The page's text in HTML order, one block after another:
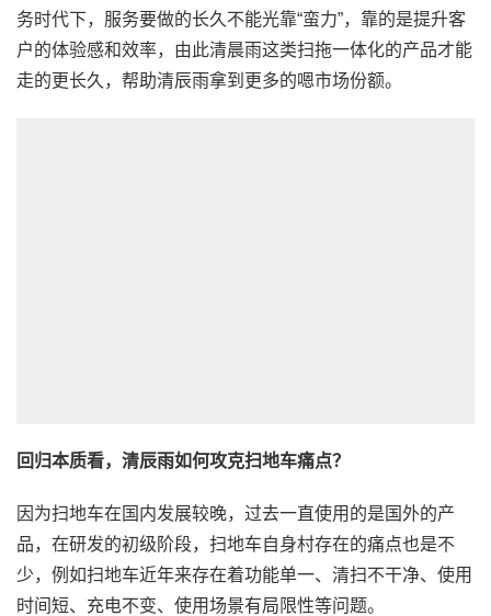
务时代下，服务要做的长久不能光靠“蛮力”，靠的是提升客
户的体验感和效率，由此清晨雨这类扫拖一体化的产品才能
走的更长久，帮助清辰雨拿到更多的嗯市场份额。
回归本质看，清辰雨如何攻克扫地车痛点？
因为扫地车在国内发展较晚，过去一直使用的是国外的产
品，在研发的初级阶段，扫地车自身村存在的痛点也是不
少，例如扫地车近年来存在着功能单一、清扫不干净、使用
时间短、充电不变、使用场景有局限性等问题。